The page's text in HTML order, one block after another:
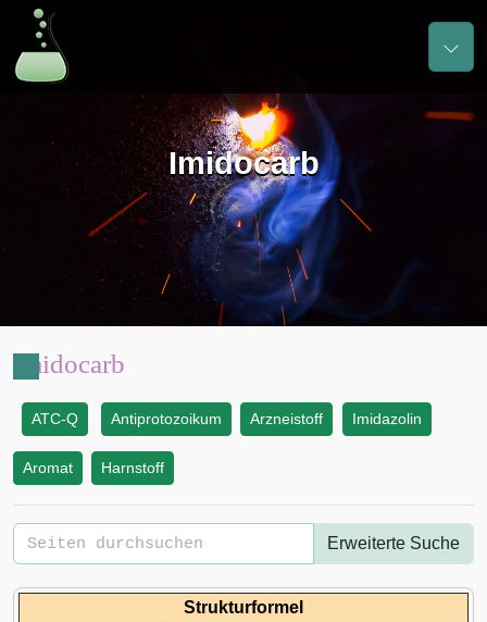
Imidocarb
Imidocarb
ATC-Q Antiprotozoikum Arzneistoff Imidazolin
Aromat Harnstoff
Erweiterte Suche
Strukturformel